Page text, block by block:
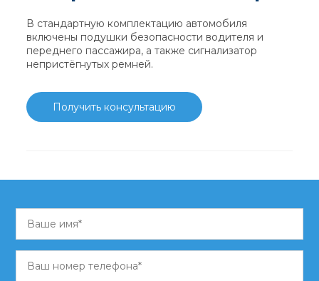
В стандартную комплектацию автомобиля
включены подушки безопасности водителя и
переднего пассажира, а также сигнализатор
непристёгнутых ремней.
Получить консультацию